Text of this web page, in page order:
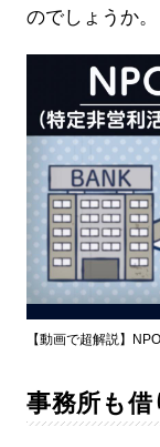
のでしょうか。
【動画で超解説】
事務所も